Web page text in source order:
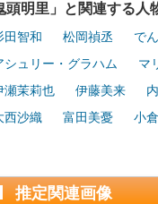
頭明里」と関連する人
田智和 松岡禎丞 で
シュリー・グラハム
マ
瀬茉莉也
伊藤美来
西沙織
富田美憂 小
推定関連画像